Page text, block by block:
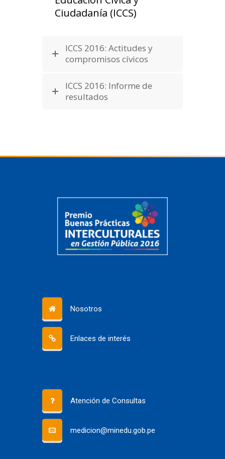
Ciudadanía (ICCS)
ICCS 2016: Actitudes y
compromisos cívicos
ICCS 2016: Informe de
resultados
Nosotros
Enlaces de interés
Atención de Consultas
medicion@minedu.gob.pe